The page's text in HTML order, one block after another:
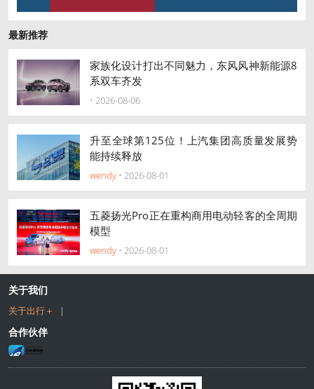
最新推荐
家族化设计打出不同魅力，东风风神新能源8
系双车齐发
• 2026-08-06
升至全球第125位！上汽集团高质量发展势
能持续释放
wendy • 2026-08-01
五菱扬光Pro正在重构商用电动轻客的全周期
模型
wendy • 2026-08-01
关于我们
关于出行＋ |
合作伙伴